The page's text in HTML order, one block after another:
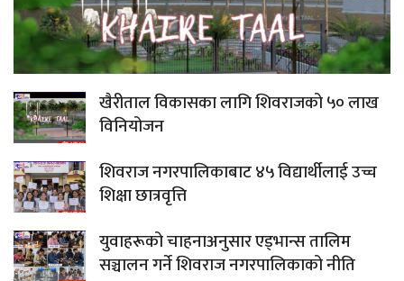
खैरीताल विकासका लागि शिवराजको ५० लाख
विनियोजन
शिवराज नगरपालिकाबाट ४५ विद्यार्थीलाई उच्च
शिक्षा छात्रवृत्ति
युवाहरूको चाहनाअनुसार एड्भान्स तालिम
सञ्चालन गर्ने शिवराज नगरपालिकाको नीति